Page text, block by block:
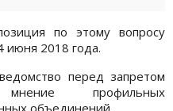
по этому вопросу
июня 2018 года.
перед запретом
профильных
объединений.